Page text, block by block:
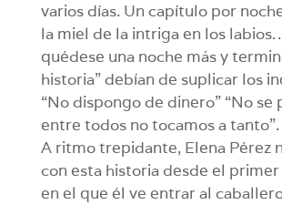
varios días. Un capítulo por
la miel de la intriga en los
quédese una noche más y
historia” debían de suplicar los
“No dispongo de dinero” “No se
entre todos no tocamos a tanto”.
A ritmo trepidante, Elena Pérez
con esta historia desde el
en el que él ve entrar al